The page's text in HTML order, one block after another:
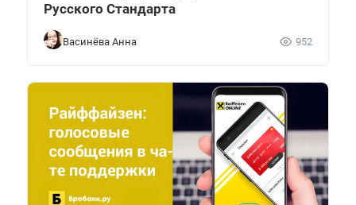
Русского Стандарта
Васинёва Анна 952